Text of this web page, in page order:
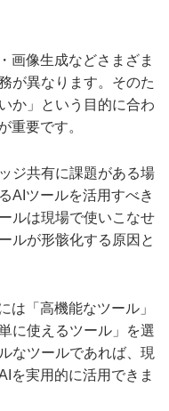
画像生成などさまざま
が異なります。そのた
か」という目的に合わ
重要です。
ジ共有に課題がある場
AIツールを活用すべき
ルは現場で使いこなせ
ルが形骸化する原因と
は「高機能なツール」
に使えるツール」を選
なツールであれば、現
を実用的に活用できま